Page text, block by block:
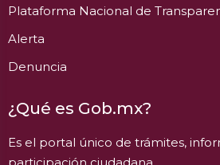
Plataforma Nacional de
Alerta
Denuncia
¿Qué es Gob.mx?
Es el portal único de trámites,